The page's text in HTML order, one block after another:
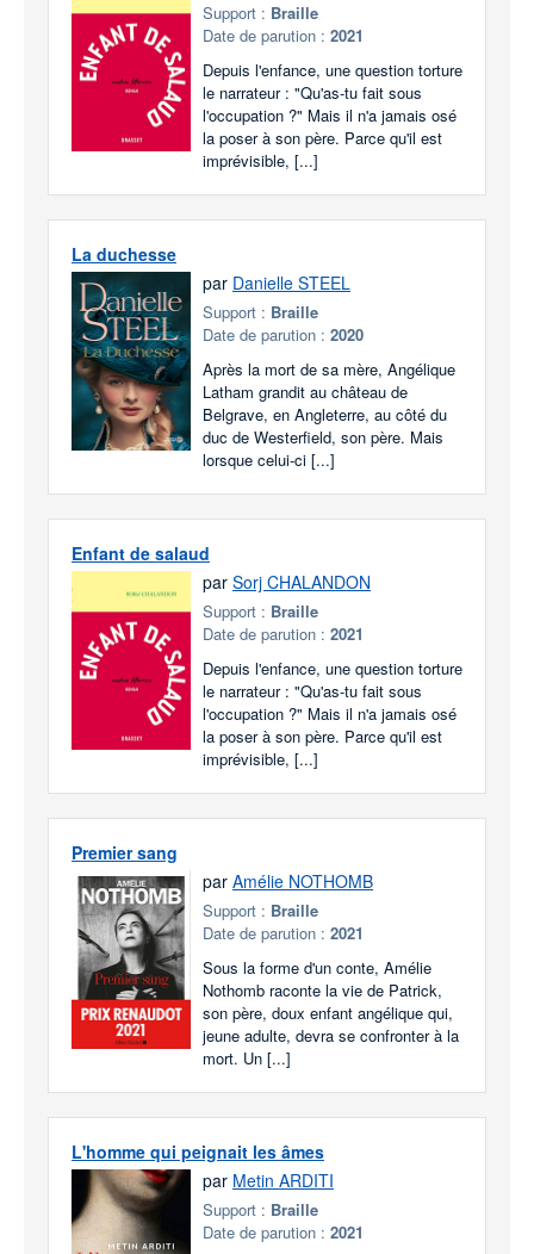
Support : Braille
Date de parution : 2021
Depuis l'enfance, une question torture
le narrateur : "Qu'as-tu fait sous
l'occupation ?" Mais il n'a jamais osé
la poser à son père. Parce qu'il est
imprévisible, [...]
La duchesse
par Danielle STEEL
Support : Braille
Date de parution : 2020
Après la mort de sa mère, Angélique
Latham grandit au château de
Belgrave, en Angleterre, au côté du
duc de Westerfield, son père. Mais
lorsque celui-ci [...]
Enfant de salaud
par Sorj CHALANDON
Support : Braille
Date de parution : 2021
Depuis l'enfance, une question torture
le narrateur : "Qu'as-tu fait sous
l'occupation ?" Mais il n'a jamais osé
la poser à son père. Parce qu'il est
imprévisible, [...]
Premier sang
par Amélie NOTHOMB
Support : Braille
Date de parution : 2021
Sous la forme d'un conte, Amélie
Nothomb raconte la vie de Patrick,
son père, doux enfant angélique qui,
jeune adulte, devra se confronter à la
mort. Un [...]
L'homme qui peignait les âmes
par Metin ARDITI
Support : Braille
Date de parution : 2021